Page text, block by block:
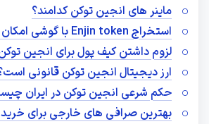
ماینر های انجین توکن کدامند؟
استخراج Enjin token با گوشی امکان پذیر است؟
لزوم داشتن کیف پول برای انجین
ارز دیجیتال انجین توکن قانونی
حکم شرعی انجین توکن در ایران